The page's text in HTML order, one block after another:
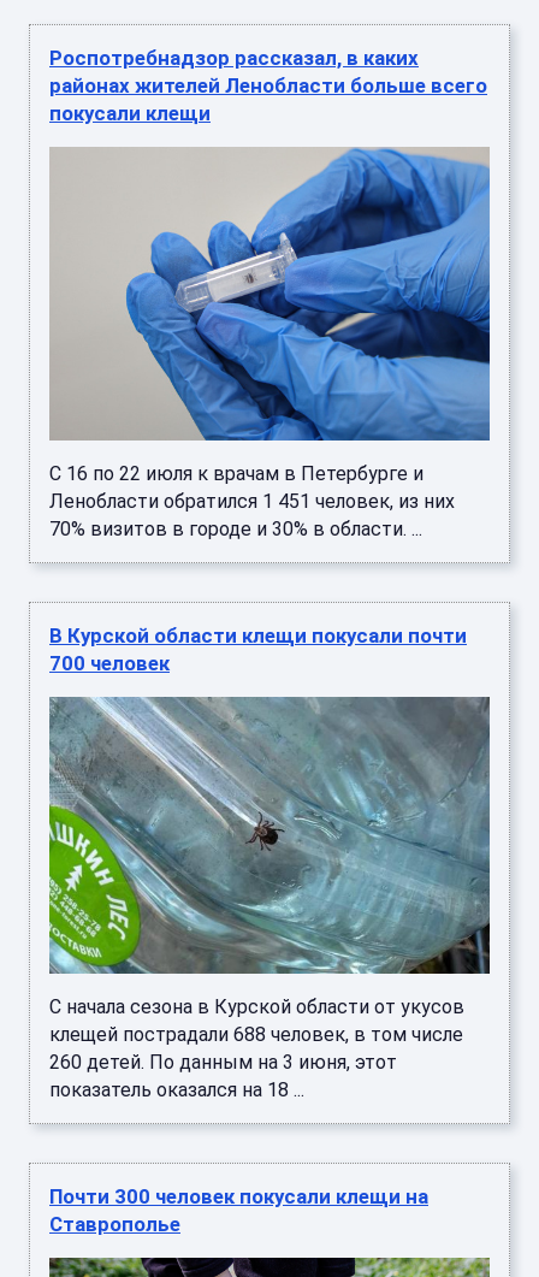
Роспотребнадзор рассказал, в каких
районах жителей Ленобласти больше всего
покусали клещи
С 16 по 22 июля к врачам в Петербурге и
Ленобласти обратился 1 451 человек, из них
70% визитов в городе и 30% в области. ...
В Курской области клещи покусали почти
700 человек
С начала сезона в Курской области от укусов
клещей пострадали 688 человек, в том числе
260 детей. По данным на 3 июня, этот
показатель оказался на 18 ...
Почти 300 человек покусали клещи на
Ставрополье